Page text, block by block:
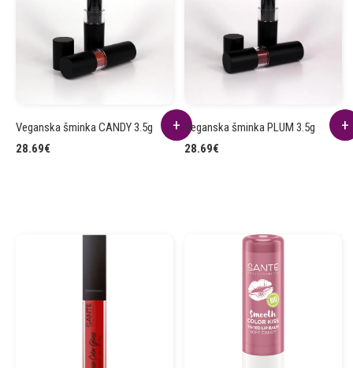
Veganska šminka CANDY 3.5g
28.69€
Veganska šminka PLUM 3.5g
28.69€